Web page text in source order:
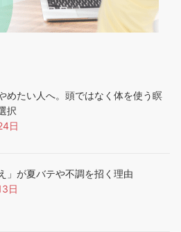
めたい人へ。頭ではなく体を使う瞑
択
日
」が夏バテや不調を招く理由
日